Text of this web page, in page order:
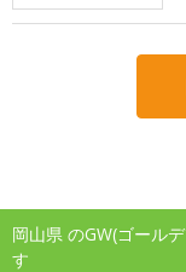
岡山県 のGW(ゴール
す